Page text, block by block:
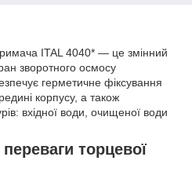
ITAL 4040* — це змінний
зворотного осмосу
герметичне фіксування
корпусу, а також
вхідної води, очищеної води
торцевої